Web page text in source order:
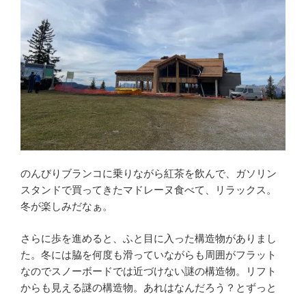
のんびりブランコに乗りながら紅茶を飲んで、ガソリン
スタンドで買ってきたマドレーヌ食べて、リラックス。
冬が楽しみだなぁ。
さらに歩を進めると、ふと目に入った構造物がありまし
た。冬には脇を何度も滑っていながらも周囲がフラット
なのでスノーボードでは近づけない謎の構造物。リフト
からも見える謎の構造物。あれはなんだろう？とずっと